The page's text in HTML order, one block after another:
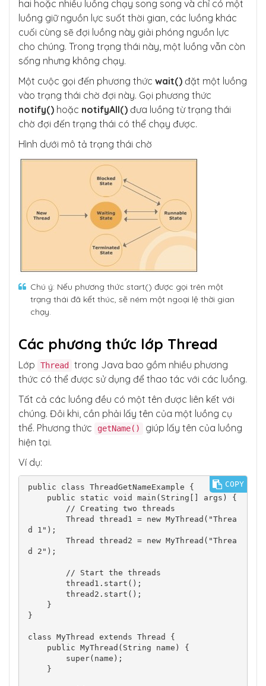
hai hoặc nhiều luồng chạy song song và chỉ có một
luồng giữ nguồn lực suốt thời gian, các luồng khác
cuối cùng sẽ đợi luồng này giải phóng nguồn lực
cho chúng. Trong trạng thái này, một luồng vẫn còn
sống nhưng không chạy.
Một cuộc gọi đến phương thức wait() đặt một luồng
vào trạng thái chờ đợi này. Gọi phương thức
notify() hoặc notifyAll() đưa luồng từ trạng thái
chờ đợi đến trạng thái có thể chạy được.
Hình dưới mô tả trạng thái chờ
Chú ý: Nếu phương thức start() được gọi trên một
trạng thái đã kết thúc, sẽ ném một ngoại lệ thời gian
chạy.
Các phương thức lớp Thread
Lớp Thread
trong Java bao gồm nhiều phương
thức có thể được sử dụng để thao tác với các luồng.
Tất cả các luồng đều có một tên được liên kết với
chúng. Đôi khi, cần phải lấy tên của một luồng cụ
thể. Phương thức
getName()
giúp lấy tên của luồng
hiện tại.
Ví dụ:
public class ThreadGetNameExample {
d 1");
d 2");
}
class MyThread extends Thread {
COPY